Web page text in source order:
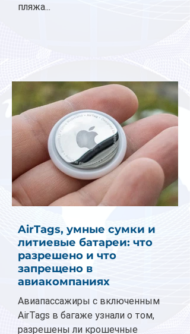
пляжа...
AirTags, умные сумки и
литиевые батареи: что
разрешено и что
запрещено в
авиакомпаниях
Авиапассажиры с включенным
AirTags в багаже узнали о том,
разрешены ли крошечные